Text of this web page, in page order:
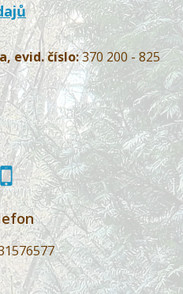
evid. číslo:370 200 - 825